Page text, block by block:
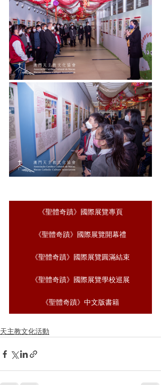
《聖體奇蹟》國際展覽專頁
《聖體奇蹟》國際展覽開幕禮
《聖體奇蹟》國際展覽圓滿結束
《聖體奇蹟》國際展覽學校巡展
《聖體奇蹟》中文版書籍
天主教文化活動